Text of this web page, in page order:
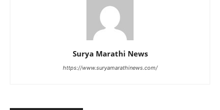
Surya Marathi News
https://www.suryamarathinews.com/